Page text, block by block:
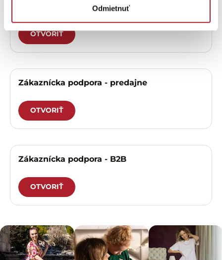
Odmietnuť
Zákaznícka podpora – eshop
OTVORIŤ
Zákaznícka podpora - predajne
OTVORIŤ
Zákaznícka podpora - B2B
OTVORIŤ